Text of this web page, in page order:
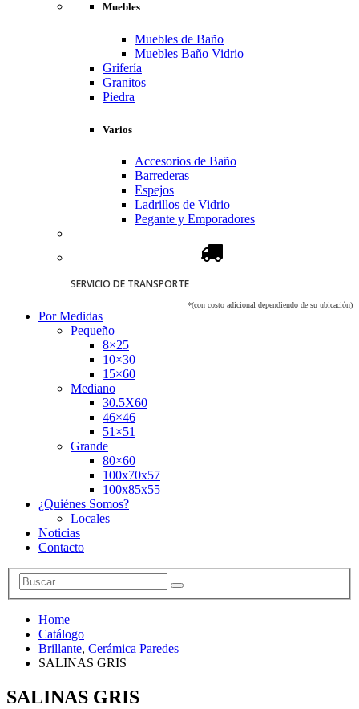
Muebles
Muebles de Baño
Muebles Baño Vidrio
Grifería
Granitos
Piedra
Varios
Accesorios de Baño
Barrederas
Espejos
Ladrillos de Vidrio
Pegante y Emporadores
SERVICIO DE TRANSPORTE
*(con costo adicional dependiendo de su ubicación)
Por Medidas
Pequeño
8×25
10×30
15×60
Mediano
30.5X60
46×46
51×51
Grande
80×60
100x70x57
100x85x55
¿Quiénes Somos?
Locales
Noticias
Contacto
Home
Catálogo
Brillante, Cerámica Paredes
SALINAS GRIS
SALINAS GRIS